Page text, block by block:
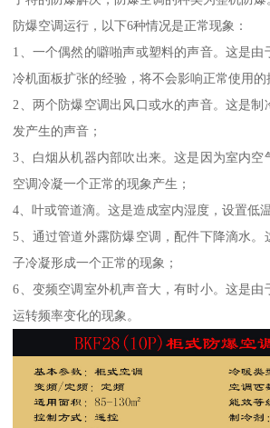
防爆空调运行，以下6种情况是正常现象：
1、一个偶然的噼啪声或塑料的声音。这是由
冷机面板扩张的经验，将不会影响正常使用的
2、两个防爆空调出风口或水的声音。这是制
发产生的声音；
3、白烟从机器内部吹出来。这是因为室内空
空调冷凝一个正常的现象产生；
4、叶或管道滴。这是造成室内湿度，设置低
5、通过管道外露防爆空调，配件下降滴水。
子冷凝形成一个正常的现象；
6、变频空调室外机声音大，有时小。这是由
运转频率变化的现象。